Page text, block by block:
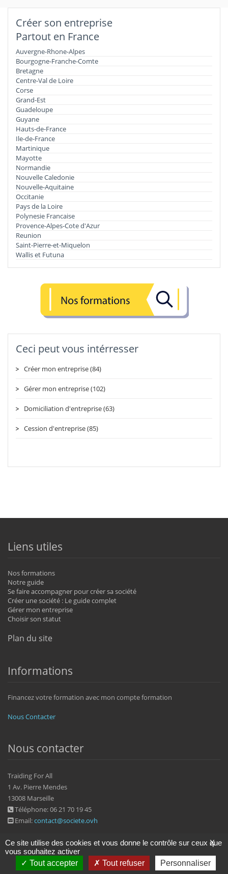
Créer son entreprise
Partout en France
Auvergne-Rhone-Alpes
Bourgogne-Franche-Comte
Bretagne
Centre-Val de Loire
Corse
Grand-Est
Guadeloupe
Guyane
Hauts-de-France
Ile-de-France
Martinique
Mayotte
Normandie
Nouvelle Caledonie
Nouvelle-Aquitaine
Occitanie
Pays de la Loire
Polynesie Francaise
Provence-Alpes-Cote d'Azur
Reunion
Saint-Pierre-et-Miquelon
Wallis et Futuna
Ceci peut vous intérresser
Créer mon entreprise (84)
Gérer mon entreprise (102)
Domiciliation d'entreprise (63)
Cession d'entreprise (85)
Liens utiles
Nos formations
Notre guide
Se faire accompagner pour créer sa société
Créer une société : Le guide complet
Gérer mon entreprise
Choisir son statut
Plan du site
Informations
Financez votre formation avec mon compte formation
Nous Contacter
Nous contacter
Traiding For All
1 Av. Pierre Mendes
13008 Marseille
Téléphone: 06 21 70 19 45
Email:contact@societe.ovh
X
Ce site utilise des cookies et vous donne le contrôle sur ceux que
vous souhaitez activer
Tout accepter
Tout refuser
Personnaliser